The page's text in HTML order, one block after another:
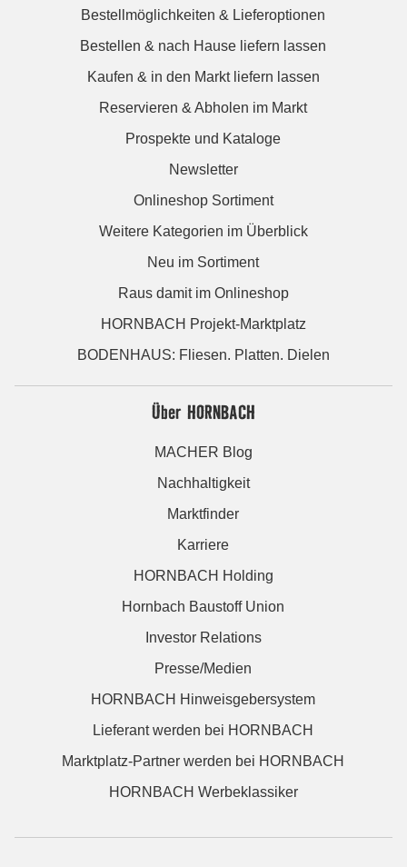
Bestellmöglichkeiten & Lieferoptionen
Bestellen & nach Hause liefern lassen
Kaufen & in den Markt liefern lassen
Reservieren & Abholen im Markt
Prospekte und Kataloge
Newsletter
Onlineshop Sortiment
Weitere Kategorien im Überblick
Neu im Sortiment
Raus damit im Onlineshop
HORNBACH Projekt-Marktplatz
BODENHAUS: Fliesen. Platten. Dielen
Über HORNBACH
MACHER Blog
Nachhaltigkeit
Marktfinder
Karriere
HORNBACH Holding
Hornbach Baustoff Union
Investor Relations
Presse/Medien
HORNBACH Hinweisgebersystem
Lieferant werden bei HORNBACH
Marktplatz-Partner werden bei HORNBACH
HORNBACH Werbeklassiker